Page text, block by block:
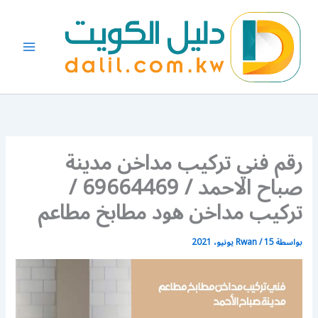
المحتوى
رقم فني تركيب مداخن مدينة
صباح الاحمد / 69664469 /
تركيب مداخن هود مطابخ مطاعم
بواسطة Rwan/15 يونيو، 2021